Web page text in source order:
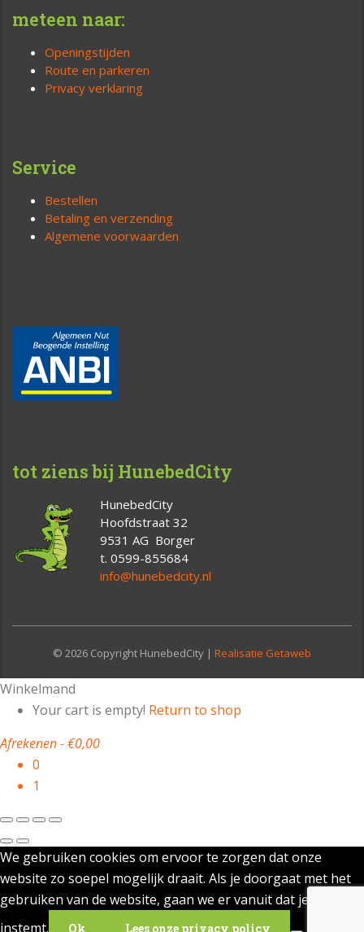
meteen naar:
Openingstijden
Route en parkeren
Privacy verklaring
Service
Bestellen
Betaling en verzending
Algemene voorwaarden
tot ziens bij HunebedCity
HunebedCity
Hoofdstraat 32
9531 AG Borger
t. 0599-855684
info@hunebedcity.nl
© 2026 Copyright HunebedCity | Realisatie Getaweb
Winkelmand
Your cart is empty! Return to shop
Afrekenen-€0,00
0
1
We gebruiken cookies om ervoor te zorgen dat onze
website zo soepel mogelijk draait. Als je doorgaat met het
gebruiken van de website, gaan we er vanuit dat je ermee
instemt.
Ok Lees onze privacy policy